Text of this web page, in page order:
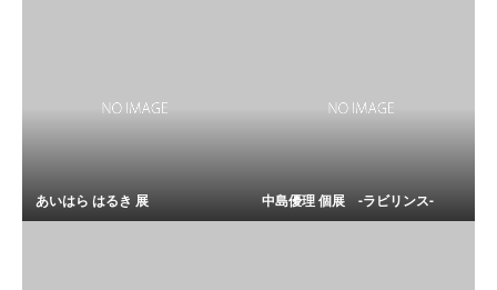
あいはら はるき 展 中島優理 個展 -ラビリンス-